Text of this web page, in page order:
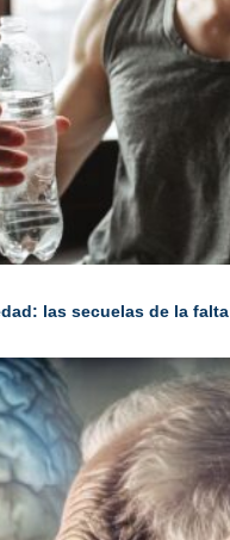
las secuelas de la